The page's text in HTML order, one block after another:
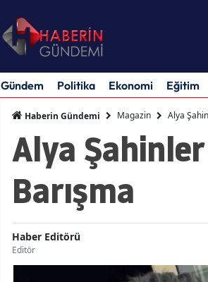
Gündem Politika Ekonomi Eğitim
Haberin Gündemi Magazin Alya
Alya
Barışma
Haber Editörü
Editör